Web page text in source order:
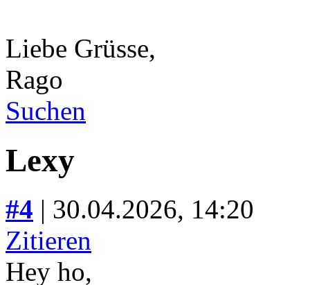
Liebe Grüsse,
Rago
Suchen
Lexy
#4 | 30.04.2026, 14:20
Zitieren
Hey ho,